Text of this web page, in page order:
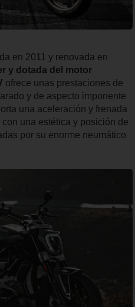
en 2011 y renovada en
y dotada del motor
ofrece unas prestaciones de
y de aspecto imponente
una aceleración y frenada
una estética y posición de
por su enorme neumático